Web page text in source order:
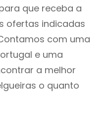
que receba a
ofertas indicadas
com uma
e uma
a melhor
o quanto